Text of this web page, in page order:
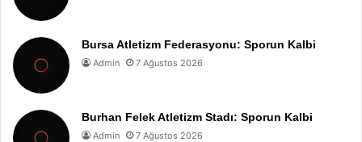
Bursa Atletizm Federasyonu: Sporun Kalbi
Admin 7 Ağustos 2026
Burhan Felek Atletizm Stadı: Sporun Kalbi
Admin 7 Ağustos 2026